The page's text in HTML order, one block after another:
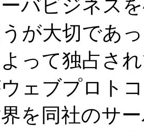
バビジネス
が大切であ
って独占さ
ェブプロト
を同社のサ